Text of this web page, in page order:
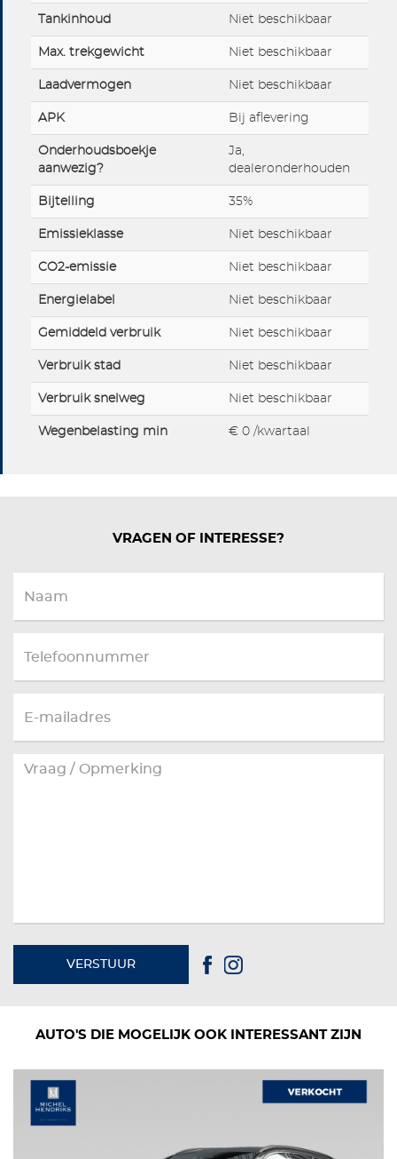
Tankinhoud Niet beschikbaar
Max. trekgewicht Niet beschikbaar
Laadvermogen Niet beschikbaar
APK Bij aflevering
Onderhoudsboekje
aanwezig?
Ja,
dealeronderhouden
Bijtelling 35%
Emissieklasse Niet beschikbaar
CO2-emissie Niet beschikbaar
Energielabel Niet beschikbaar
Gemiddeld verbruik Niet beschikbaar
Verbruik stad Niet beschikbaar
Verbruik snelweg Niet beschikbaar
Wegenbelasting min € 0 /kwartaal
VRAGEN OF INTERESSE?
VERSTUUR
AUTO'S DIE MOGELIJK OOK INTERESSANT ZIJN